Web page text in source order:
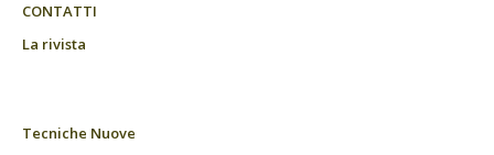
CONTATTI
La rivista
Tecniche Nuove